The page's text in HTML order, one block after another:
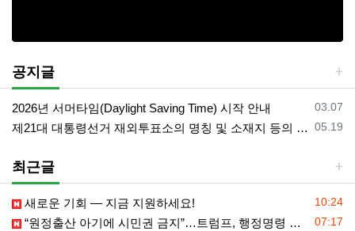
공지글
등록일
03.07
2026년 서머타임(Daylight Saving Time) 시작 안내
등록일
05.19
제21대 대통령선거 재외투표소의 명칭 및 소재지 등의 공고/올랜도 제외 투표소
최근글
등록일
10:24
새로운 기회 — 지금 지원하세요!
등록일
07:17
“원정출산 아기에 시민권 금지”…트럼프, 행정명령 서명